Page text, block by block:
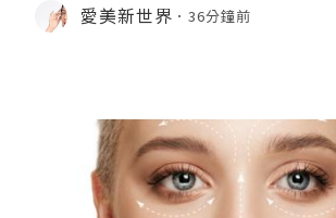
愛美新世界 36分鐘前